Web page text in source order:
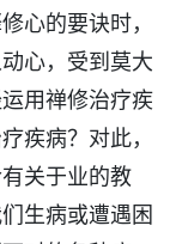
心的要诀时，
心，受到莫大
用禅修治疗疾
疾病？对此，
关于业的教
生病或遭遇困